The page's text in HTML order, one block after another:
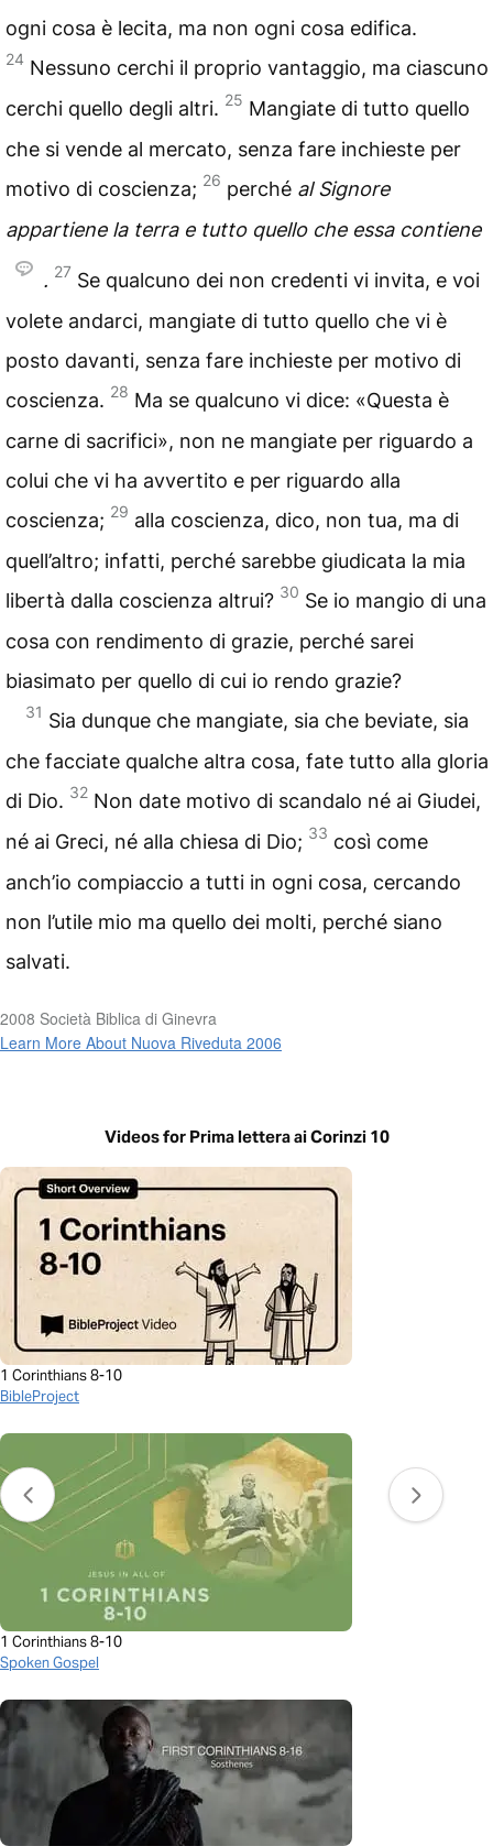
ogni cosa è lecita, ma non ogni cosa edifica.
24 Nessuno cerchi il proprio vantaggio, ma ciascuno
cerchi quello degli altri. 25 Mangiate di tutto quello
che si vende al mercato, senza fare inchieste per
motivo di coscienza; 26 perché al Signore
appartiene la terra e tutto quello che essa contiene
. 27 Se qualcuno dei non credenti vi invita, e voi
volete andarci, mangiate di tutto quello che vi è
posto davanti, senza fare inchieste per motivo di
coscienza. 28 Ma se qualcuno vi dice: «Questa è
carne di sacrifici», non ne mangiate per riguardo a
colui che vi ha avvertito e per riguardo alla
coscienza; 29 alla coscienza, dico, non tua, ma di
quell’altro; infatti, perché sarebbe giudicata la mia
libertà dalla coscienza altrui? 30 Se io mangio di una
cosa con rendimento di grazie, perché sarei
biasimato per quello di cui io rendo grazie?
31 Sia dunque che mangiate, sia che beviate, sia
che facciate qualche altra cosa, fate tutto alla gloria
di Dio. 32 Non date motivo di scandalo né ai Giudei,
né ai Greci, né alla chiesa di Dio; 33 così come
anch’io compiaccio a tutti in ogni cosa, cercando
non l’utile mio ma quello dei molti, perché siano
salvati.
2008 Società Biblica di Ginevra
Learn More About Nuova Riveduta 2006
Videos for Prima lettera ai Corinzi 10
1 Corinthians 8-10
BibleProject
1 Corinthians 8-10
Spoken Gospel